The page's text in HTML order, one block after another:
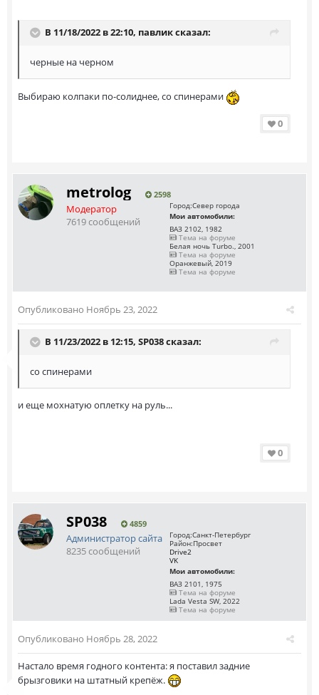
В 11/18/2022 в 22:10, павликсказал:
черные на черном
Выбираю колпаки по-солиднее, со спинерами
0
metrolog 2598
Модератор
7619 сообщений
Город:Север города
Мои автомобили:
ВАЗ 2102, 1982
Тема на форуме
Белая ночь Turbo., 2001
Тема на форуме
Оранжевый, 2019
Тема на форуме
Опубликовано Ноябрь 23, 2022
В 11/23/2022 в 12:15, SP038сказал:
со спинерами
и еще мохнатую оплетку на руль...
0
SP038 4859
Администратор сайта
8235 сообщений
Город:Санкт-Петербург
Район:Просвет
Drive2
VK
Мои автомобили:
ВАЗ 2101, 1975
Тема на форуме
Lada Vesta SW, 2022
Тема на форуме
Опубликовано Ноябрь 28, 2022
Настало время годного контента: я поставил задние
брызговики на штатный крепёж.